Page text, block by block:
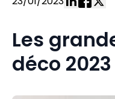
Les
déco 2023